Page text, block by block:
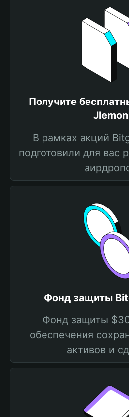
Получите
Jlemon
В рамках акций
подготовили для вас
Фонд защиты
Фонд защиты
обеспечения
активов и